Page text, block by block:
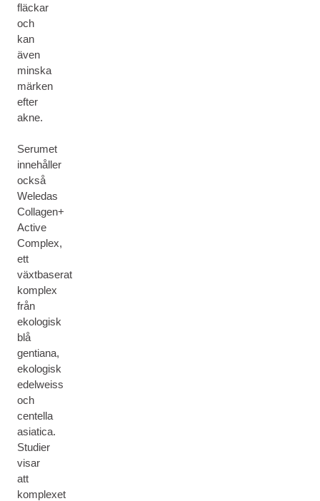
fläckar
och
kan
även
minska
märken
efter
akne.
Serumet
innehåller
också
Weledas
Collagen+
Active
Complex,
ett
växtbaserat
komplex
från
ekologisk
blå
gentiana,
ekologisk
edelweiss
och
centella
asiatica.
Studier
visar
att
komplexet